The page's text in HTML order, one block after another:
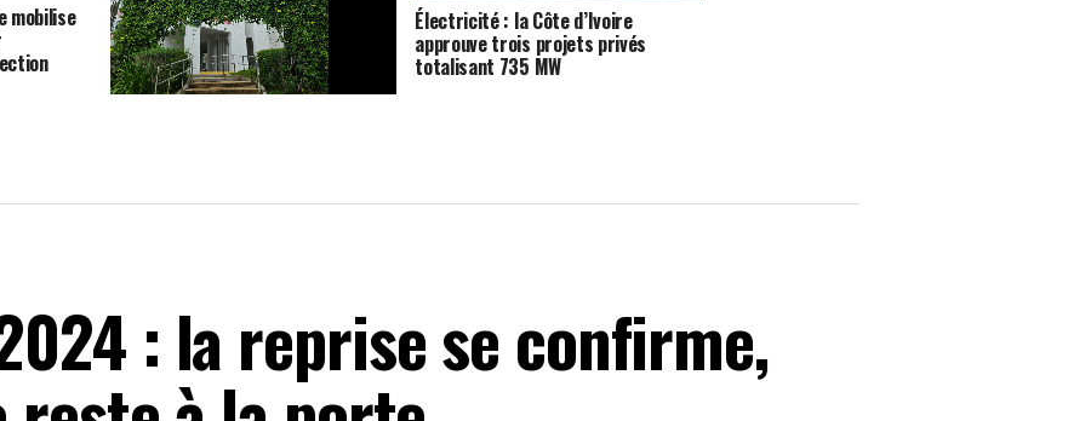
mobilise Électricité : la Côte d’Ivoire
approuve trois projets privés
totalisant 735 MW
: la reprise se confirme,